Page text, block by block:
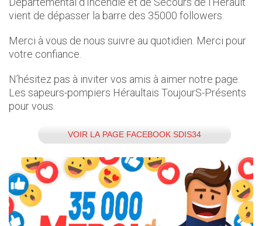
vient de dépasser la barre des 35000 followers.
Merci à vous de nous suivre au quotidien. Merci pour
votre confiance.
N’hésitez pas à inviter vos amis à aimer notre page.
Les sapeurs-pompiers Héraultais ToujourS-Présents
pour vous.
VOIR LA PAGE FACEBOOK SDIS34